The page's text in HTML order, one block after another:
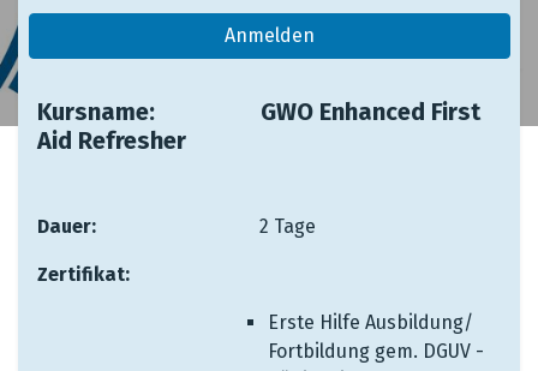
Anmelden
Kursname: ​ ​ ​ ​​
​GWO Enhanced First
Aid Refresher
Dauer: ​ ​ ​ ​ ​2 Tage
Zertifikat: ​
Erste Hilfe Ausbildung/
Fortbildung gem. DGUV -